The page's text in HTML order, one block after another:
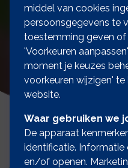
middel van cookies
persoonsgegevens te
toestemming geven
'Voorkeuren
moment je keuzes
voorkeuren wijzigen'
website.
Waar gebruiken we
De apparaat
identificatie.
en/of openen.